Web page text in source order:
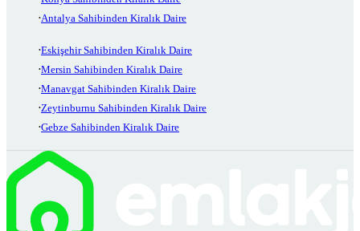
Antalya Sahibinden Kiralık Daire
Eskişehir Sahibinden Kiralık Daire
Mersin Sahibinden Kiralık Daire
Manavgat Sahibinden Kiralık Daire
Zeytinburnu Sahibinden Kiralık Daire
Gebze Sahibinden Kiralık Daire